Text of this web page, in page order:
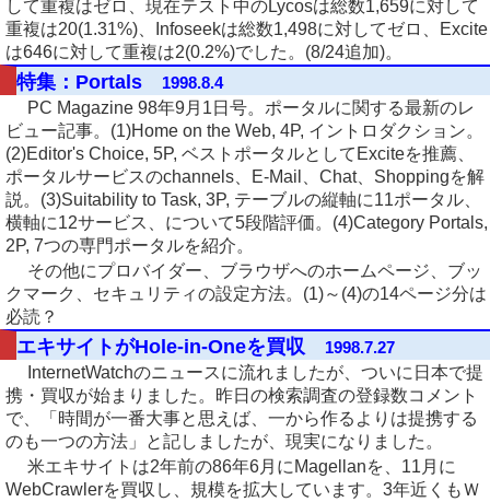
して重複はゼロ、現在テスト中のLycosは総数1,659に対して
重複は20(1.31%)、Infoseekは総数1,498に対してゼロ、Excite
は646に対して重複は2(0.2%)でした。(8/24追加)。
特集：Portals
1998.8.4
PC Magazine 98年9月1日号。ポータルに関する最新のレ
ビュー記事。(1)Home on the Web, 4P, イントロダクション。
(2)Editor's Choice, 5P, ベストポータルとしてExciteを推薦、
ポータルサービスのchannels、E-Mail、Chat、Shoppingを解
説。(3)Suitability to Task, 3P, テーブルの縦軸に11ポータル、
横軸に12サービス、について5段階評価。(4)Category Portals,
2P, 7つの専門ポータルを紹介。
その他にプロバイダー、ブラウザへのホームページ、ブッ
クマーク、セキュリティの設定方法。(1)～(4)の14ページ分は
必読？
エキサイトがHole-in-Oneを買収
1998.7.27
InternetWatchのニュースに流れましたが、ついに日本で提
携・買収が始まりました。昨日の検索調査の登録数コメント
で、「時間が一番大事と思えば、一から作るよりは提携する
のも一つの方法」と記しましたが、現実になりました。
米エキサイトは2年前の86年6月にMagellanを、11月に
WebCrawlerを買収し、規模を拡大しています。3年近くもＷ